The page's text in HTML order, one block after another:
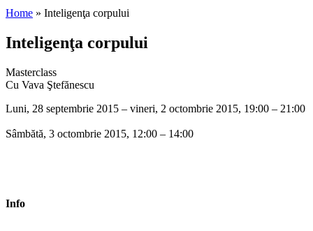
Home » Inteligenţa corpului
Inteligenţa corpului
Masterclass
Cu Vava Ştefănescu
Luni, 28 septembrie 2015 – vineri, 2 octombrie 2015, 19:00 – 21:00
Sâmbătă, 3 octombrie 2015, 12:00 – 14:00
Info